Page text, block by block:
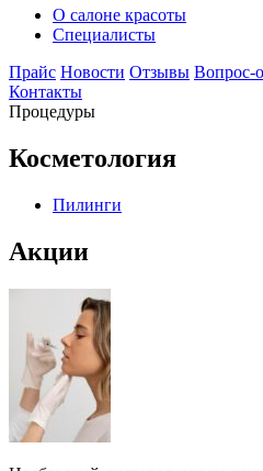
О салоне красоты
Специалисты
Прайс Новости Отзывы Вопрос-
Контакты
Процедуры
Косметология
Пилинги
Акции